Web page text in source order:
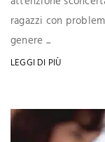
ragazzi con
genere ...
LEGGI DI PIÙ